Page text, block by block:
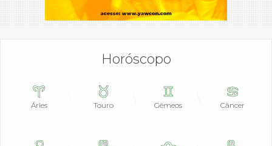
Horóscopo
Áries Touro Gêmeos Câncer